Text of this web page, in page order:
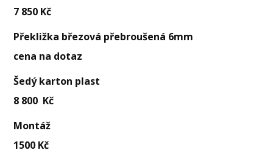
7 850 Kč
Překližka březová přebroušená 6mm
cena na dotaz
Šedý karton plast
8 800 Kč
Montáž
1500 Kč